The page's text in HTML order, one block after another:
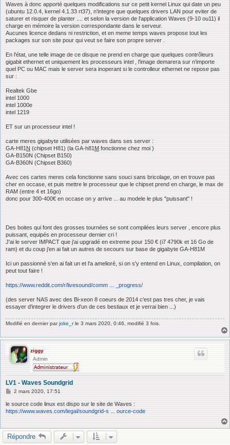
Waves à donc apporté quelques modifications sur ce petit kernel Linux qui date un peu
(ubuntu 12.0.4, kernel 4.1.33 rt37), n'integre que quelques drivers LAN pour eviter de
saturer et risquer de planter .... et selon la version de l'application Waves (9-10 ou11) il
charge en mémoire la version correspondante dans le serveur.
Aucunes licence dedans ni restriction, et en meme temps waves propose tout les
packages sur son site pour qui veut se faire son propre server .
En l'état, une telle image de ce disque ne prend en charge que quelques contrôleurs
gigabit ethernet et uniquement les processeurs intel , l'image demarera sur n'importe
quel PC ou MAC mais le server sera inoperant si le controlleur ethernet ne repose pas
sur :
Realtek Gbe
intel 1000
intel 1000e
intel 1219
ET sur un processeur intel !
carte meres gigabyte utilisées par waves dans ses server :
GA-H81N (chipset H81) (la GA-h81M fonctionne chez moi )
GA-B150N (Chipset B150)
GA-B360N (Chipset B360)
Avec ces cartes meres cela fonctionne sans souci sans bricolage, on en trouve pas
cher en occase, et puis mettre le processeur que le chipset prend en charge, le max de
RAM (entre 4 et 16go)
donc pour 300-400€ en occase on y arrive ... au modele le plus "puissant" !
Des boites qui font des grosses tournées se sont compilées leurs server , encore plus
puissant, equipés en processeur dernier cri !
J'ai le server IMPACT que j'ai upgradé en extreme pour 150 € (i7 4790k et 16 Go de
ram) et du coup j'en ai fait un autres de secours sur base de gigabyte GA-H81M
Ici un passionné s'en ai fait un et l'a amelioré, si on s'y entend en Linux, compilation, on
peut tout faire !
https://www.reddit.com/r/livesound/comm ... _progress/
(des server NAS avec des Bi-xeon 8 coeurs de 2014 c'est pas tres cher, je vais
essayer d'integrer le drivers d'un de ces bestiaux et je verrai bien ...)
Modifié en dernier parjoke_rle 3 mars 2020, 0:46, modifié 3 fois.
ziggy
Admin
LV1 - Waves Soundgrid
M
s
s
a
e
2 mars 2020, 17:51
le source code linux est dispo sur le site de Waves :
https://www.waves.com/legal/soundgrid-s ... ource-code
Répondre